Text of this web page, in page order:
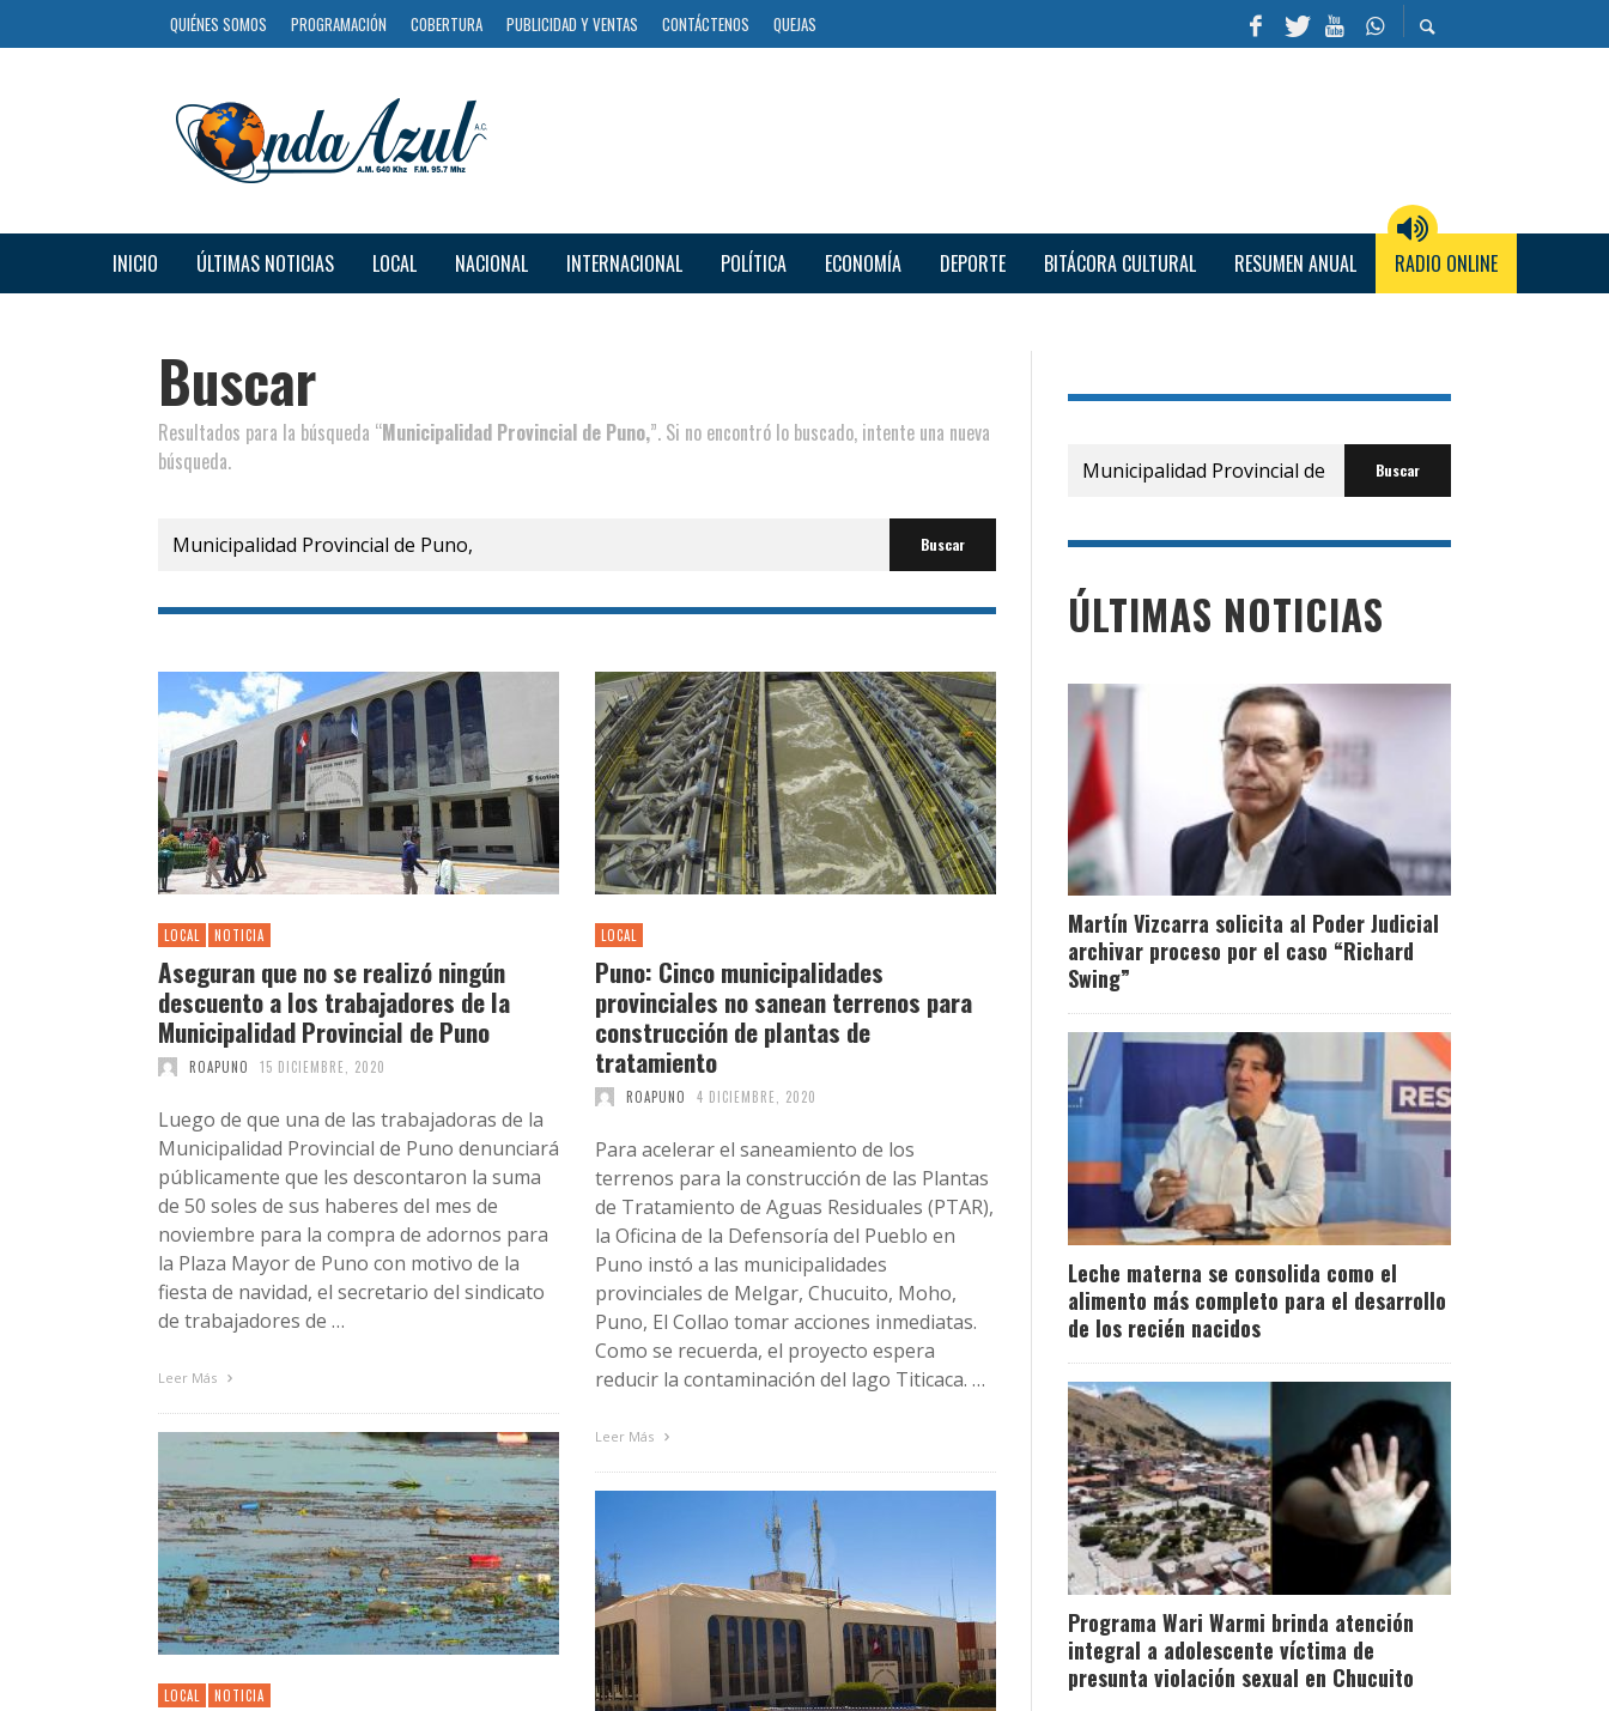
QUIÉNES SOMOS PROGRAMACIÓN COBERTURA PUBLICIDAD Y VENTAS CONTÁCTENOS QUEJAS
INICIO ÚLTIMAS NOTICIAS LOCAL NACIONAL INTERNACIONAL POLÍTICA ECONOMÍA DEPORTE BITÁCORA CULTURAL RESUMEN ANUAL RADIO ONLINE
Buscar
Resultados para la búsqueda “Municipalidad Provincial de Puno,”. Si no encontró lo buscado, intente una nueva
búsqueda.
Buscar
por:
LOCAL NOTICIA
Aseguran que no se realizó ningún
descuento a los trabajadores de la
Municipalidad Provincial de Puno
ROAPUNO 15 DICIEMBRE, 2020
Luego de que una de las trabajadoras de la
Municipalidad Provincial de Puno denunciará
públicamente que les descontaron la suma
de 50 soles de sus haberes del mes de
noviembre para la compra de adornos para
la Plaza Mayor de Puno con motivo de la
fiesta de navidad, el secretario del sindicato
de trabajadores de …
Leer Más
LOCAL
Puno: Cinco municipalidades
provinciales no sanean terrenos para
construcción de plantas de
tratamiento
ROAPUNO 4 DICIEMBRE, 2020
Para acelerar el saneamiento de los
terrenos para la construcción de las Plantas
de Tratamiento de Aguas Residuales (PTAR),
la Oficina de la Defensoría del Pueblo en
Puno instó a las municipalidades
provinciales de Melgar, Chucuito, Moho,
Puno, El Collao tomar acciones inmediatas.
Como se recuerda, el proyecto espera
reducir la contaminación del lago Titicaca. …
Leer Más
LOCAL NOTICIA
Buscar
por:
ÚLTIMAS NOTICIAS
Martín Vizcarra solicita al Poder Judicial
archivar proceso por el caso “Richard
Swing”
Leche materna se consolida como el
alimento más completo para el desarrollo
de los recién nacidos
Programa Wari Warmi brinda atención
integral a adolescente víctima de
presunta violación sexual en Chucuito